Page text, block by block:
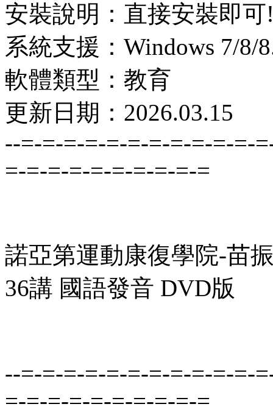
安裝說明：直接安裝即可
系統支援：Windows 7/8/
軟體類型：教育
更新日期：2026.03.15
--=-=-=-=-=-=-=-=-=-=-=-
=-=-=-=-=-=-=-=-=-=
諾亞第運動康復學院-苗
36講 國語發音 DVD版
--=-=-=-=-=-=-=-=-=-=-=-
=-=-=-=-=-=-=-=-=-=